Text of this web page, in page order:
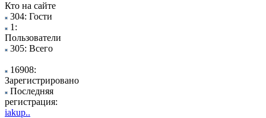
Кто на сайте
304: Гости
1:
Пользователи
305: Всего
16908:
Зарегистрировано
Последняя
регистрация:
iakup..